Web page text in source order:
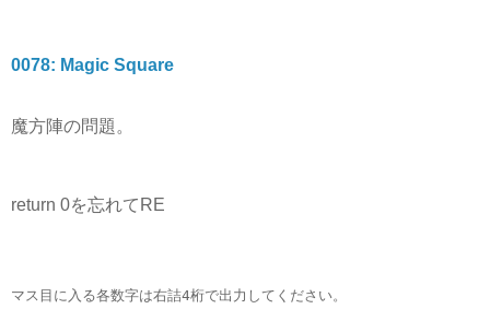
0078: Magic Square
魔方陣の問題。
return 0を忘れてRE
マス目に入る各数字は右詰4桁で出力してください。